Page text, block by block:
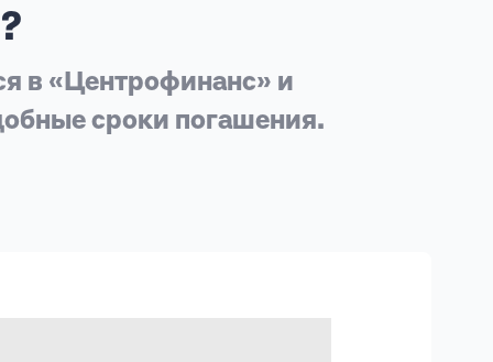
в «Центрофинанс» и
сроки погашения.